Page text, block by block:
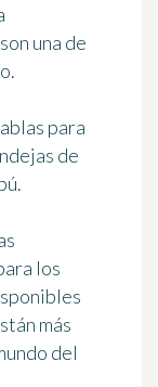
una de
para
de
los
más
del